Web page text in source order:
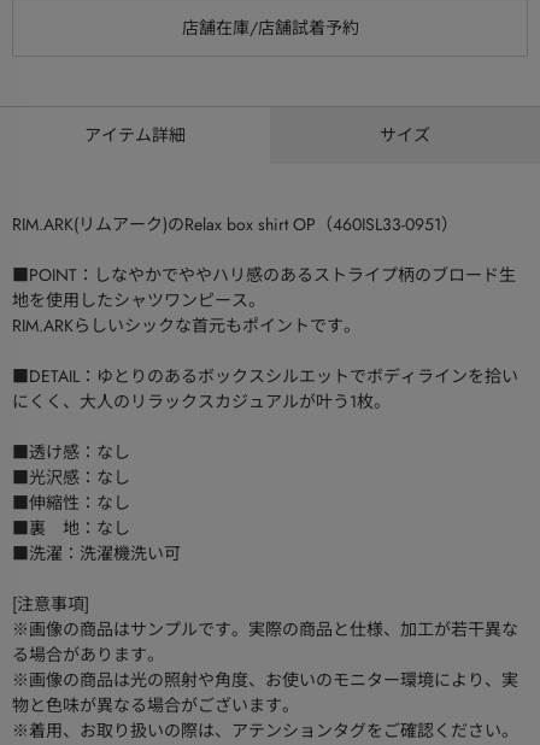
アイテム詳細 サイズ
RIM.ARK(リムアーク)のRelax box shirt OP（460ISL33-0951）
■POINT：しなやかでややハリ感のあるストライプ柄のブロード生
地を使用したシャツワンピース。
RIM.ARKらしいシックな首元もポイントです。
■DETAIL：ゆとりのあるボックスシルエットでボディラインを拾い
にくく、大人のリラックスカジュアルが叶う1枚。
■透け感：なし
■光沢感：なし
■伸縮性：なし
■裏 地：なし
■洗濯：洗濯機洗い可
[注意事項]
※画像の商品はサンプルです。実際の商品と仕様、加工が若干異な
る場合があります。
※画像の商品は光の照射や角度、お使いのモニター環境により、実
物と色味が異なる場合がございます。
※着用、お取り扱いの際は、アテンションタグをご確認ください。